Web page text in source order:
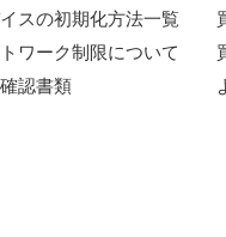
スの初期化方法一覧
ワーク制限について
認書類